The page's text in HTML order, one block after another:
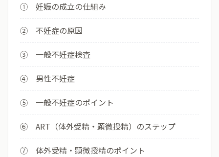
① 妊娠の成立の仕組み
② 不妊症の原因
③ 一般不妊症検査
④ 男性不妊症
⑤ 一般不妊症のポイント
⑥ ART（体外受精・顕微授精）のステップ
⑦ 体外受精・顕微授精のポイント